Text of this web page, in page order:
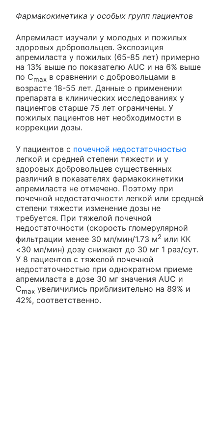
Фармакокинетика у особых групп пациентов
Апремиласт изучали у молодых и пожилых
здоровых добровольцев. Экспозиция
апремиласта у пожилых (65-85 лет) примерно
на 13% выше по показателю AUC и на 6% выше
по Сmax в сравнении с добровольцами в
возрасте 18-55 лет. Данные о применении
препарата в клинических исследованиях у
пациентов старше 75 лет ограничены. У
пожилых пациентов нет необходимости в
коррекции дозы.
У пациентов с почечной недостаточностью
легкой и средней степени тяжести и у
здоровых добровольцев существенных
различий в показателях фармакокинетики
апремиласта не отмечено. Поэтому при
почечной недостаточности легкой или средней
степени тяжести изменение дозы не
требуется. При тяжелой почечной
недостаточности (скорость гломерулярной
фильтрации менее 30 мл/мин/1.73 м2 или КК
<30 мл/мин) дозу снижают до 30 мг 1 раз/сут.
У 8 пациентов с тяжелой почечной
недостаточностью при однократном приеме
апремиласта в дозе 30 мг значения AUC и
Сmax увеличились приблизительно на 89% и
42%, соответственно.